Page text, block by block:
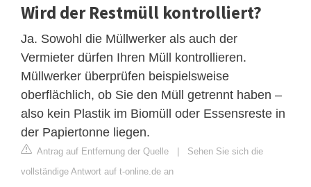
Wird der Restmüll kontrolliert?
Ja. Sowohl die Müllwerker als auch der
Vermieter dürfen Ihren Müll kontrollieren.
Müllwerker überprüfen beispielsweise
oberflächlich, ob Sie den Müll getrennt haben –
also kein Plastik im Biomüll oder Essensreste in
der Papiertonne liegen.
Antrag auf Entfernung der Quelle | Sehen Sie sich die
vollständige Antwort auf t-online.de an